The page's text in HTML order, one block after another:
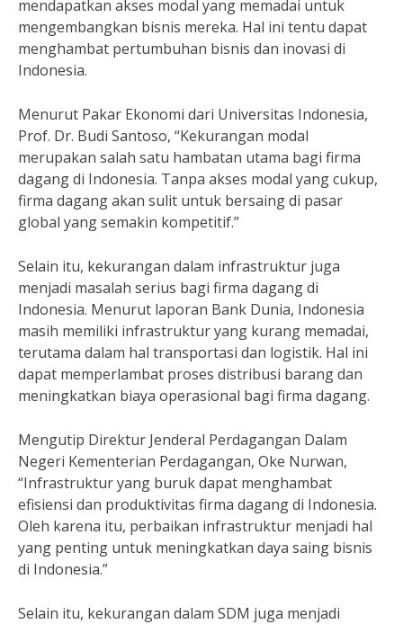
mendapatkan akses modal yang memadai untuk
mengembangkan bisnis mereka. Hal ini tentu dapat
menghambat pertumbuhan bisnis dan inovasi di
Indonesia.
Menurut Pakar Ekonomi dari Universitas Indonesia,
Prof. Dr. Budi Santoso, “Kekurangan modal
merupakan salah satu hambatan utama bagi firma
dagang di Indonesia. Tanpa akses modal yang cukup,
firma dagang akan sulit untuk bersaing di pasar
global yang semakin kompetitif.”
Selain itu, kekurangan dalam infrastruktur juga
menjadi masalah serius bagi firma dagang di
Indonesia. Menurut laporan Bank Dunia, Indonesia
masih memiliki infrastruktur yang kurang memadai,
terutama dalam hal transportasi dan logistik. Hal ini
dapat memperlambat proses distribusi barang dan
meningkatkan biaya operasional bagi firma dagang.
Mengutip Direktur Jenderal Perdagangan Dalam
Negeri Kementerian Perdagangan, Oke Nurwan,
“Infrastruktur yang buruk dapat menghambat
efisiensi dan produktivitas firma dagang di Indonesia.
Oleh karena itu, perbaikan infrastruktur menjadi hal
yang penting untuk meningkatkan daya saing bisnis
di Indonesia.”
Selain itu, kekurangan dalam SDM juga menjadi